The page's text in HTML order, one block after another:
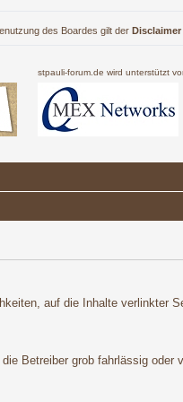
des Boardes gilt der Disclaimer
stpauli-forum.de wird unterstützt
auf die Inhalte verlinkter
Betreiber grob fahrlässig oder